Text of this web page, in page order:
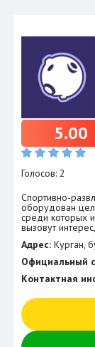
5.00
Голосов: 2
Спортивно-
оборудован
среди которых
вызовут
Адрес: Курган,
Официальный
Контактная